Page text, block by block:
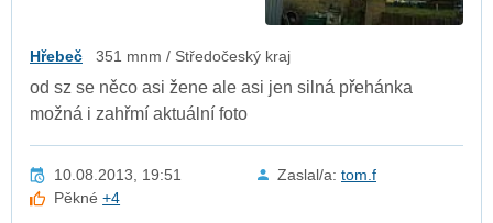
Hřebeč 351 mnm / Středočeský kraj
od sz se něco asi žene ale asi jen silná přehánka
možná i zahřmí aktuální foto
10.08.2013, 19:51 Zaslal/a: tom.f
Pěkné+4